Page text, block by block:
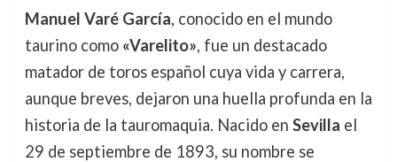
Manuel Varé García, conocido en el mundo
taurino como «Varelito», fue un destacado
matador de toros español cuya vida y carrera,
aunque breves, dejaron una huella profunda en la
historia de la tauromaquia. Nacido en Sevilla el
29 de septiembre de 1893, su nombre se